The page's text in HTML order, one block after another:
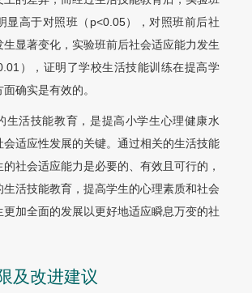
显高于对照班（p<0.05），对照班前后社
显著变化，实验班前后社会适应能力发生
），证明了学校生活技能训练在提高学
确实是有效的。
生活技能教育，是提高小学生心理健康水
会适应性发展的关键。通过相关的生活技能
社会适应能力是必要的、有效且可行的，
活技能教育，提高学生的心理素质和社会
加全面的发展以更好地适应瞬息万变的社
及改进建议